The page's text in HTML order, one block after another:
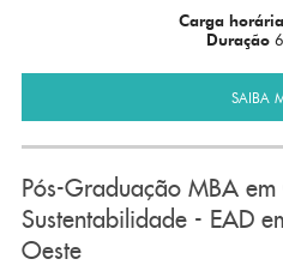
Carga horária
Duração
SAIBA
Pós-Graduação MBA
Sustentabilidade - EAD
Oeste